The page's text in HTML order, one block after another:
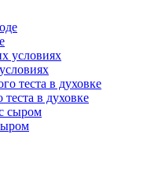
в духовке